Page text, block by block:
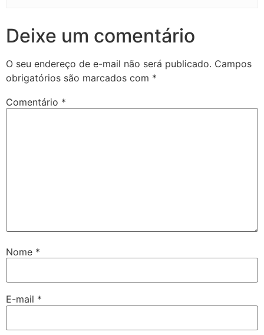
Deixe um comentário
O seu endereço de e-mail não será publicado. Campos
obrigatórios são marcados com *
Comentário *
Nome *
E-mail *